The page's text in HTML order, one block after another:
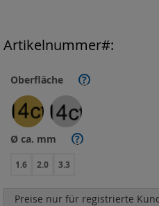
Oberfläche ?
Ø ca. mm ?
1.6 2.0 3.3
Preise nur für registrierte
Artikelnummer